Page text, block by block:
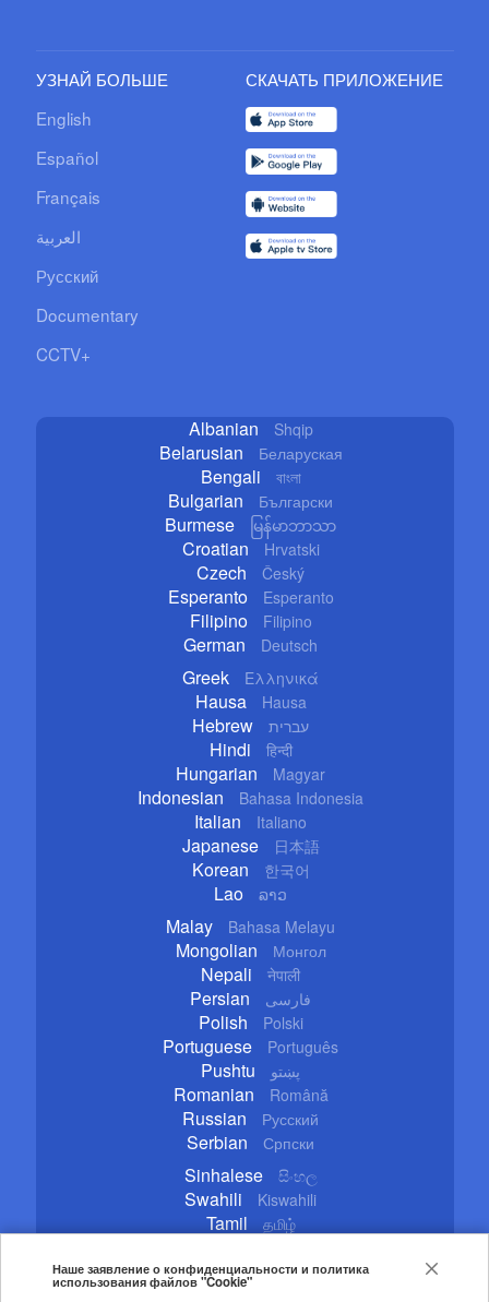
УЗНАЙ БОЛЬШЕ
English
Español
Français
العربية
Русский
Documentary
CCTV+
СКАЧАТЬ ПРИЛОЖЕНИЕ
Albanian Shqip
Belarusian Беларуская
Bengali বাংলা
Bulgarian Български
Burmese မြန်မာဘာသာ
Croatian Hrvatski
Czech Český
Esperanto Esperanto
Filipino Filipino
German Deutsch
Greek Ελληνικά
Hausa Hausa
Hebrew עברית
Hindi हिन्दी
Hungarian Magyar
Indonesian Bahasa Indonesia
Italian Italiano
Japanese 日本語
Korean 한국어
Lao ລາວ
Malay Bahasa Melayu
Mongolian Монгол
Nepali नेपाली
Persian فارسی
Polish Polski
Portuguese Português
Pushtu پښتو
Romanian Română
Russian Русский
Serbian Српски
Sinhalese සිංහල
Swahili Kiswahili
Tamil தமிழ்
Turkish Türkçe
Ukrainian
Наше заявление о конфиденциальности и политика
использования файлов "Cookie"